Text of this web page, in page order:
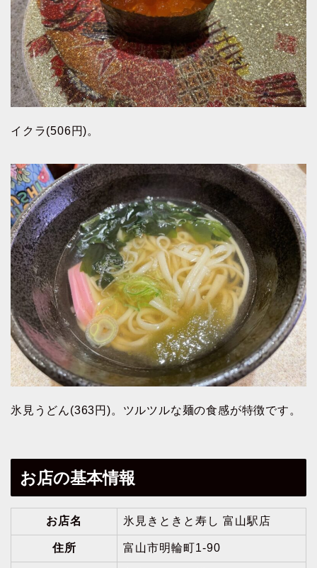
イクラ(506円)。
氷見うどん(363円)。ツルツルな麺の食感が特徴です。
お店の基本情報
お店名 氷見きときと寿し 富山駅店
住所 富山市明輪町1-90